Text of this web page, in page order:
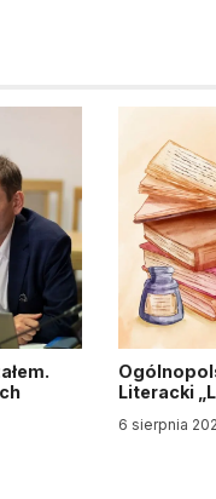
Literacki
6 sierpnia